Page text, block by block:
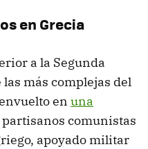
en Grecia
a la Segunda
más complejas del
en una
comunistas
apoyado militar